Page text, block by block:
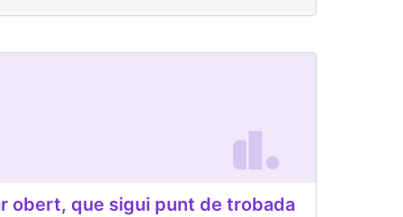
obert, que sigui punt de trobada